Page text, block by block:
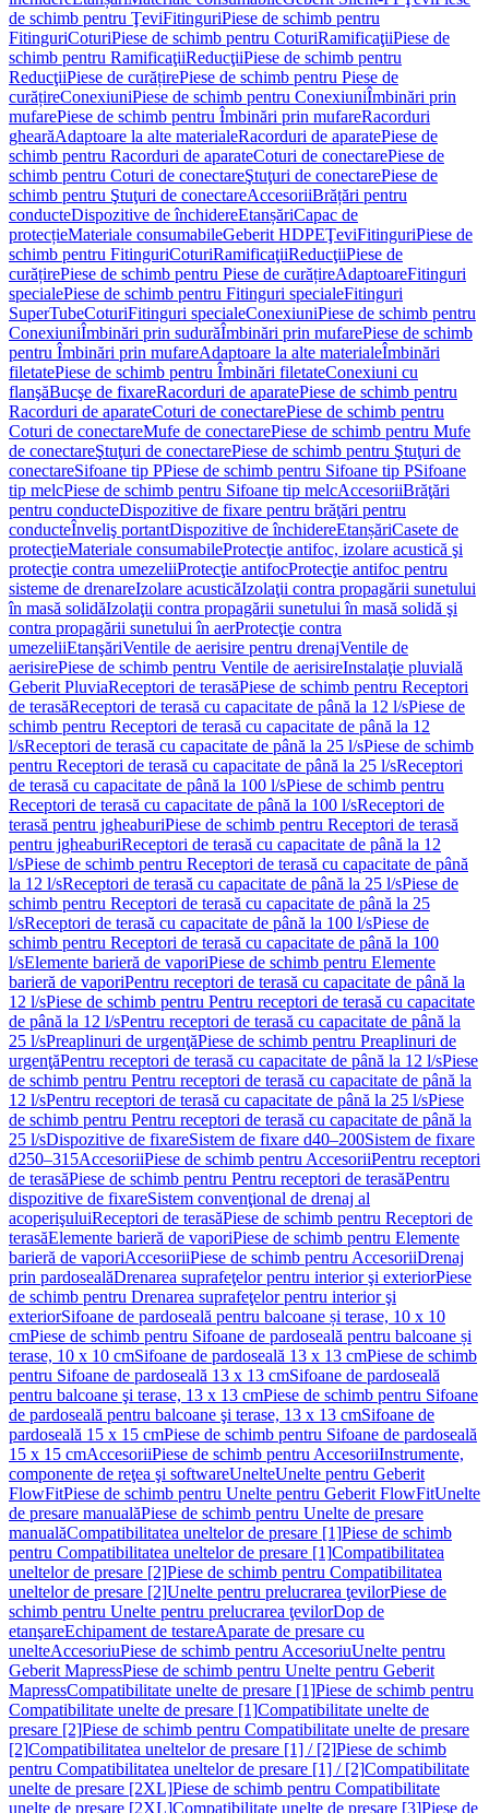
de schimb pentru ŢeviFitinguriPiese de schimb pentru
FitinguriCoturiPiese de schimb pentru CoturiRamificaţiiPiese de
schimb pentru RamificaţiiReducţiiPiese de schimb pentru
ReducţiiPiese de curățirePiese de schimb pentru Piese de
curățireConexiuniPiese de schimb pentru ConexiuniÎmbinări prin
mufarePiese de schimb pentru Îmbinări prin mufareRacorduri
ghearăAdaptoare la alte materialeRacorduri de aparatePiese de
schimb pentru Racorduri de aparateCoturi de conectarePiese de
schimb pentru Coturi de conectareŞtuţuri de conectarePiese de
schimb pentru Ştuţuri de conectareAccesoriiBrățări pentru
conducteDispozitive de închidereEtanșăriCapac de
protecțieMateriale consumabileGeberit HDPEŢeviFitinguriPiese de
schimb pentru FitinguriCoturiRamificaţiiReducţiiPiese de
curățirePiese de schimb pentru Piese de curățireAdaptoareFitinguri
specialePiese de schimb pentru Fitinguri specialeFitinguri
SuperTubeCoturiFitinguri specialeConexiuniPiese de schimb pentru
ConexiuniÎmbinări prin sudurăÎmbinări prin mufarePiese de schimb
pentru Îmbinări prin mufareAdaptoare la alte materialeÎmbinări
filetatePiese de schimb pentru Îmbinări filetateConexiuni cu
flanşăBucşe de fixareRacorduri de aparatePiese de schimb pentru
Racorduri de aparateCoturi de conectarePiese de schimb pentru
Coturi de conectareMufe de conectarePiese de schimb pentru Mufe
de conectareŞtuţuri de conectarePiese de schimb pentru Ştuţuri de
conectareSifoane tip PPiese de schimb pentru Sifoane tip PSifoane
tip melcPiese de schimb pentru Sifoane tip melcAccesoriiBrăţări
pentru conducteDispozitive de fixare pentru brăţări pentru
conducteÎnveliş portantDispozitive de închidereEtanșăriCasete de
protecţieMateriale consumabileProtecţie antifoc, izolare acustică şi
protecţie contra umezeliiProtecţie antifocProtecţie antifoc pentru
sisteme de drenareIzolare acusticăIzolaţii contra propagării sunetului
în masă solidăIzolaţii contra propagării sunetului în masă solidă şi
contra propagării sunetului în aerProtecţie contra
umezeliiEtanşăriVentile de aerisire pentru drenajVentile de
aerisirePiese de schimb pentru Ventile de aerisireInstalaţie pluvială
Geberit PluviaReceptori de terasăPiese de schimb pentru Receptori
de terasăReceptori de terasă cu capacitate de până la 12 l/sPiese de
schimb pentru Receptori de terasă cu capacitate de până la 12
l/sReceptori de terasă cu capacitate de până la 25 l/sPiese de schimb
pentru Receptori de terasă cu capacitate de până la 25 l/sReceptori
de terasă cu capacitate de până la 100 l/sPiese de schimb pentru
Receptori de terasă cu capacitate de până la 100 l/sReceptori de
terasă pentru jgheaburiPiese de schimb pentru Receptori de terasă
pentru jgheaburiReceptori de terasă cu capacitate de până la 12
l/sPiese de schimb pentru Receptori de terasă cu capacitate de până
la 12 l/sReceptori de terasă cu capacitate de până la 25 l/sPiese de
schimb pentru Receptori de terasă cu capacitate de până la 25
l/sReceptori de terasă cu capacitate de până la 100 l/sPiese de
schimb pentru Receptori de terasă cu capacitate de până la 100
l/sElemente barieră de vaporiPiese de schimb pentru Elemente
barieră de vaporiPentru receptori de terasă cu capacitate de până la
12 l/sPiese de schimb pentru Pentru receptori de terasă cu capacitate
de până la 12 l/sPentru receptori de terasă cu capacitate de până la
25 l/sPreaplinuri de urgenţăPiese de schimb pentru Preaplinuri de
urgenţăPentru receptori de terasă cu capacitate de până la 12 l/sPiese
de schimb pentru Pentru receptori de terasă cu capacitate de până la
12 l/sPentru receptori de terasă cu capacitate de până la 25 l/sPiese
de schimb pentru Pentru receptori de terasă cu capacitate de până la
25 l/sDispozitive de fixareSistem de fixare d40–200Sistem de fixare
d250–315AccesoriiPiese de schimb pentru AccesoriiPentru receptori
de terasăPiese de schimb pentru Pentru receptori de terasăPentru
dispozitive de fixareSistem convenţional de drenaj al
acoperişuluiReceptori de terasăPiese de schimb pentru Receptori de
terasăElemente barieră de vaporiPiese de schimb pentru Elemente
barieră de vaporiAccesoriiPiese de schimb pentru AccesoriiDrenaj
prin pardosealăDrenarea suprafeţelor pentru interior şi exteriorPiese
de schimb pentru Drenarea suprafeţelor pentru interior şi
exteriorSifoane de pardoseală pentru balcoane și terase, 10 x 10
cmPiese de schimb pentru Sifoane de pardoseală pentru balcoane și
terase, 10 x 10 cmSifoane de pardoseală 13 x 13 cmPiese de schimb
pentru Sifoane de pardoseală 13 x 13 cmSifoane de pardoseală
pentru balcoane şi terase, 13 x 13 cmPiese de schimb pentru Sifoane
de pardoseală pentru balcoane şi terase, 13 x 13 cmSifoane de
pardoseală 15 x 15 cmPiese de schimb pentru Sifoane de pardoseală
15 x 15 cmAccesoriiPiese de schimb pentru AccesoriiInstrumente,
componente de reţea şi softwareUnelteUnelte pentru Geberit
FlowFitPiese de schimb pentru Unelte pentru Geberit FlowFitUnelte
de presare manualăPiese de schimb pentru Unelte de presare
manualăCompatibilitatea uneltelor de presare [1]Piese de schimb
pentru Compatibilitatea uneltelor de presare [1]Compatibilitatea
uneltelor de presare [2]Piese de schimb pentru Compatibilitatea
uneltelor de presare [2]Unelte pentru prelucrarea ţevilorPiese de
schimb pentru Unelte pentru prelucrarea ţevilorDop de
etanşareEchipament de testareAparate de presare cu
unelteAccesoriuPiese de schimb pentru AccesoriuUnelte pentru
Geberit MapressPiese de schimb pentru Unelte pentru Geberit
MapressCompatibilitate unelte de presare [1]Piese de schimb pentru
Compatibilitate unelte de presare [1]Compatibilitate unelte de
presare [2]Piese de schimb pentru Compatibilitate unelte de presare
[2]Compatibilitatea uneltelor de presare [1] / [2]Piese de schimb
pentru Compatibilitatea uneltelor de presare [1] / [2]Compatibilitate
unelte de presare [2XL]Piese de schimb pentru Compatibilitate
unelte de presare [2XL]Compatibilitate unelte de presare [3]Piese de